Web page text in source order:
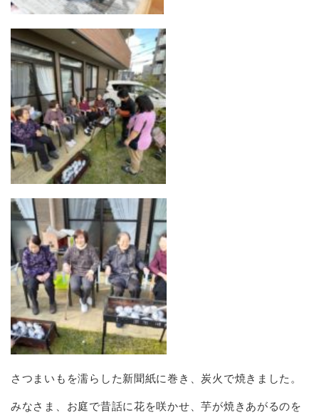
さつまいもを濡らした新聞紙に巻き、炭火で焼きました。
みなさま、お庭で昔話に花を咲かせ、芋が焼きあがるのを